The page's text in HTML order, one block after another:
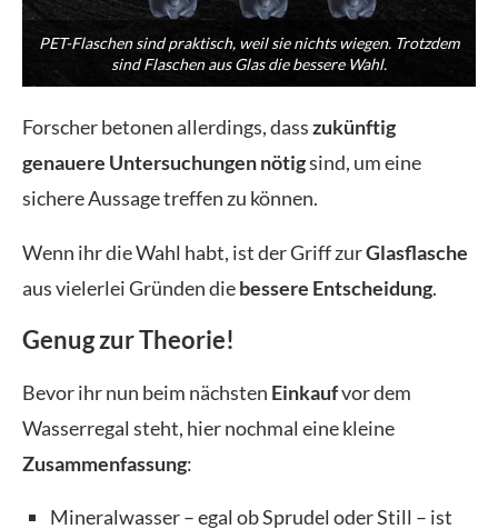
PET-Flaschen sind praktisch, weil sie nichts wiegen. Trotzdem
sind Flaschen aus Glas die bessere Wahl.
Forscher betonen allerdings, dasszukünftig
genauere Untersuchungen nötigsind, um eine
sichere Aussage treffen zu können.
Wenn ihr die Wahl habt, ist der Griff zurGlasflasche
aus vielerlei Gründen diebessere Entscheidung.
Genug zur Theorie!
Bevor ihr nun beim nächsten Einkaufvor dem
Wasserregal steht, hier nochmal eine kleine
Zusammenfassung:
Mineralwasser – egal ob Sprudel oder Still – ist